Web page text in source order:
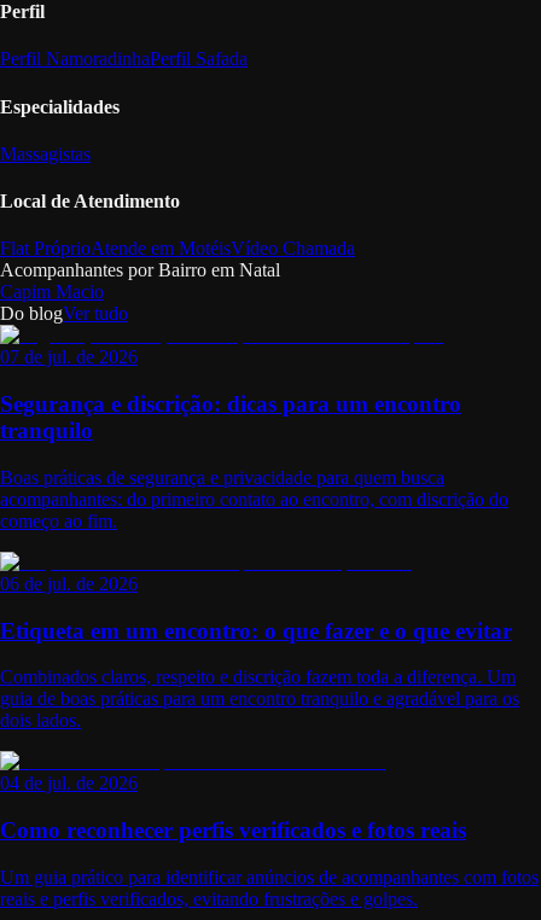
Perfil
Perfil NamoradinhaPerfil Safada
Especialidades
Massagistas
Local de Atendimento
Flat PróprioAtende em MotéisVídeo Chamada
Acompanhantes por Bairro em Natal
Capim Macio
Do blogVer tudo
07 de jul. de 2026
Segurança e discrição: dicas para um encontro
tranquilo
Boas práticas de segurança e privacidade para quem busca
acompanhantes: do primeiro contato ao encontro, com discrição do
começo ao fim.
06 de jul. de 2026
Etiqueta em um encontro: o que fazer e o que evitar
Combinados claros, respeito e discrição fazem toda a diferença. Um
guia de boas práticas para um encontro tranquilo e agradável para os
dois lados.
04 de jul. de 2026
Como reconhecer perfis verificados e fotos reais
Um guia prático para identificar anúncios de acompanhantes com fotos
reais e perfis verificados, evitando frustrações e golpes.